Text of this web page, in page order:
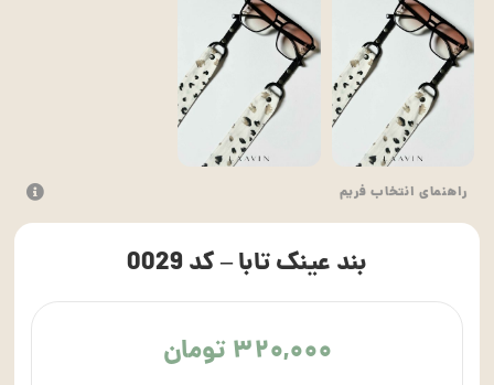
راهنمای انتخاب فریم
بند عینک تابا – کد 0029
۳۲۰,۰۰۰ تومان